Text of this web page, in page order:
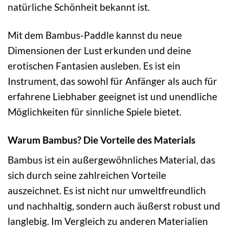
natürliche Schönheit bekannt ist.
Mit dem Bambus-Paddle kannst du neue
Dimensionen der Lust erkunden und deine
erotischen Fantasien ausleben. Es ist ein
Instrument, das sowohl für Anfänger als auch für
erfahrene Liebhaber geeignet ist und unendliche
Möglichkeiten für sinnliche Spiele bietet.
Warum Bambus? Die Vorteile des Materials
Bambus ist ein außergewöhnliches Material, das
sich durch seine zahlreichen Vorteile
auszeichnet. Es ist nicht nur umweltfreundlich
und nachhaltig, sondern auch äußerst robust und
langlebig. Im Vergleich zu anderen Materialien